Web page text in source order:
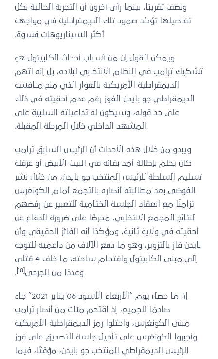
ونصف تقريبًا، بينما رأى آخرون أن التجربة الحالية بكل
تفاصيلها تؤكد صمود تلك الديمقراطية في مواجهة
أكثر السيناريوهات قسوة.
ويمكن القول إن من أسباب أحداث الكابيتول هو
تشكيك ترامب في النظام الانتخابي لبلاده، بل إنه اتهم
الديمقراطية الأمريكية بالعوار الذي منح منافسه
الديمقراطي جو بايدن الفوز رغم عدم أحقيته في ذلك
على حد قوله، وسيكون له تداعياته السلبية على
المشهد الداخلي خلال المرحلة المقبلة.
ويبدو من خلال هذه الأحداث أن الرئيس السابق ترامب
كان يحلم بإطالة أمد بقائه في البيت الأبيض أو عرقلة
تسليم السلطة للرئيس المنتخب جو بايدن، من خلال نشر
الفوضى بعد مطالبته أنصاره بالتجمع أمام الكونغرس
تزامنًا مع انعقاد الجلسة الختامية للتعبير عن رفضهم
لنتائج المجمع الانتخابي، محرضًا على ضرورة الدفاع عن
أحقيته في ولاية ثانية، ومؤكدًا أنه الفائز الحقيقي وأن
بايدن فاز بالتزوير، وهو ما دفع الآلاف من داعميه للتوجه
إلى مبنى الكابيتول واقتحام ساحته، ما خلف 4 قتلى
وعددًا من الجرحى
.
إن ما حصل يوم “الأربعاء الأسود 06 يناير 2021” جاء
صادمًا للجميع، إذ اقتحم مئات من أنصار ترامب
مبنى الكونغرس، واحتلوا رمز الديمقراطية الأمريكية
وأجبروا الكونغرس على تأجيل جلسة للتصديق على فوز
الرئيس الديمقراطي المنتخب جو بايدن، مؤقتًا، فيما